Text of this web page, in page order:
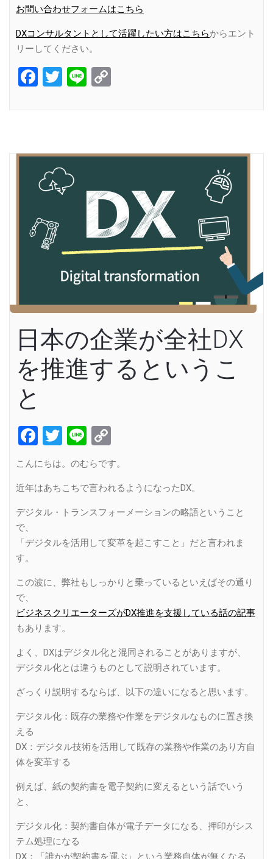
お問い合わせフォームはこちら
DXコンサルタントとして活躍したい方はこちらからエント
リーしてください。
Facebook
Twitter
Line
日本の企業が全社DX
を推進するというこ
と
Facebook
Twitter
Line
Link
こんにちは。のむらです。
近年はあちこちで言われるようになったDX。
デジタル・トランスフォーメーションの略語ということ
で、
「デジタルを活用して変革を起こすこと」だと言われま
す。
この波に、弊社もしっかりと乗っているといえばその通り
で、
ビジネスクリエーターズがDX推進を支援している話の記事
もあります。
よく、DXはデジタル化と混同されることがありますが、
デジタル化とは違うものとして説明されています。
ざっくり説明するならば、以下の違いになると思います。
デジタル化：既存の業務や作業をデジタルなものに置き換
える
DX：デジタル技術を活用して既存の業務や作業のあり方自
体を変革する
例えば、紙の契約書を電子契約に変えるという話でいう
と、
デジタル化：契約書自体が電子データになる、押印がシス
テム処理になる
DX：「誰かが契約書を運ぶ」という業務自体が無くなる